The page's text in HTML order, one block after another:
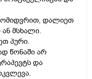
დალიეთ
მსხალი.
პური.
წონაში არ
და